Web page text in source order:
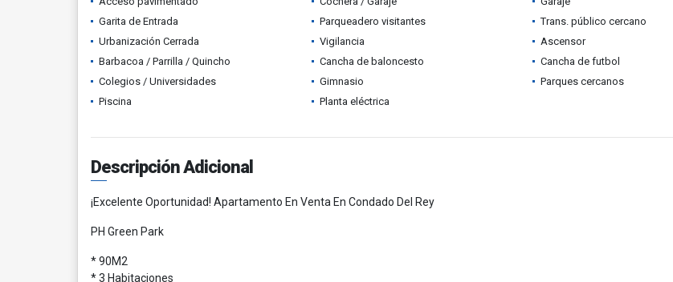
Garita de Entrada
Parqueadero visitantes
Trans. público cercano
Urbanización Cerrada
Vigilancia
Ascensor
Barbacoa / Parrilla / Quincho
Cancha de baloncesto
Cancha de futbol
Colegios / Universidades
Gimnasio
Parques cercanos
Piscina
Planta eléctrica
Descripción Adicional
¡Excelente Oportunidad! Apartamento En Venta En Condado Del Rey
PH Green Park
* 90M2
* 3 Habitaciones